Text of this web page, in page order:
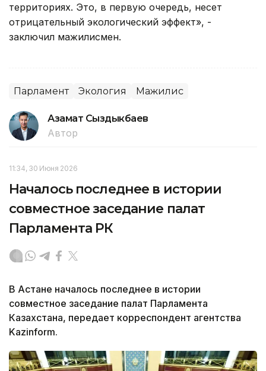
территориях. Это, в первую очередь, несет
отрицательный экологический эффект», -
заключил мажилисмен.
Парламент Экология Мажилис
Азамат Сыздыкбаев
Автор
11:34, 30 Июня 2026
Началось последнее в истории
совместное заседание палат
Парламента РК
В Астане началось последнее в истории
совместное заседание палат Парламента
Казахстана, передает корреспондент агентства
Kazinform.